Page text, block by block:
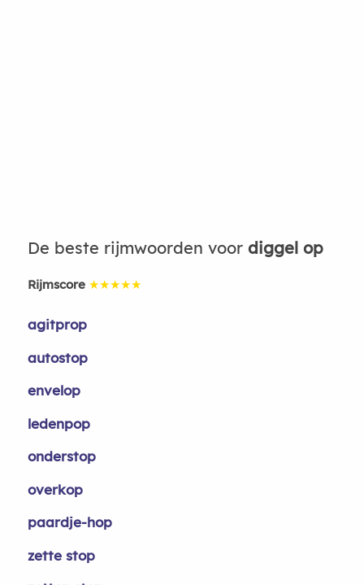
De beste rijmwoorden voor diggel op
Rijmscore ★★★★★
agitprop
autostop
envelop
ledenpop
onderstop
overkop
paardje-hop
zette stop